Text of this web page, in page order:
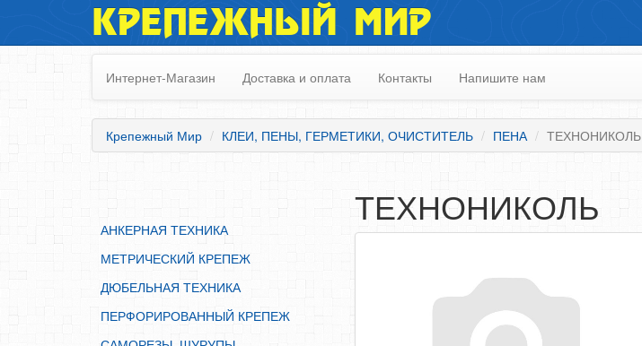
АНКЕРНАЯ ТЕХНИКА
МЕТРИЧЕСКИЙ КРЕПЕЖ
ДЮБЕЛЬНАЯ ТЕХНИКА
ПЕРФОРИРОВАННЫЙ КРЕПЕЖ
САМОРЕЗЫ, ШУРУПЫ
ЗАКЛЕПКИ
ХОМУТЫ, СКОБЫ
ВЕРЕВКИ, КАНАТЫ,ПРОВОЛОКА
КЛЕИ, ПЕНЫ, ГЕРМЕТИКИ, ОЧИСТИТЕЛЬ
КРЕПЕЖНЫЙ МИР
Интернет-Магазин Доставка и оплата Контакты Напишите нам
Крепежный Мир КЛЕИ, ПЕНЫ, ГЕРМЕТИКИ, ОЧИСТИТЕЛЬ ПЕНА ТЕХНОНИКОЛЬ
АНКЕРНАЯ ТЕХНИКА
МЕТРИЧЕСКИЙ КРЕПЕЖ
ДЮБЕЛЬНАЯ ТЕХНИКА
ПЕРФОРИРОВАННЫЙ КРЕПЕЖ
ТЕХНОНИКОЛЬ